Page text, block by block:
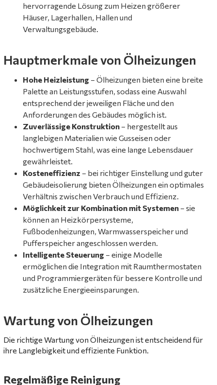
hervorragende Lösung zum Heizen größerer
Häuser, Lagerhallen, Hallen und
Verwaltungsgebäude.
Hauptmerkmale von Ölheizungen
Hohe Heizleistung – Ölheizungen bieten eine breite
Palette an Leistungsstufen, sodass eine Auswahl
entsprechend der jeweiligen Fläche und den
Anforderungen des Gebäudes möglich ist.
Zuverlässige Konstruktion – hergestellt aus
langlebigen Materialien wie Gusseisen oder
hochwertigem Stahl, was eine lange Lebensdauer
gewährleistet.
Kosteneffizienz – bei richtiger Einstellung und guter
Gebäudeisolierung bieten Ölheizungen ein optimales
Verhältnis zwischen Verbrauch und Effizienz.
Möglichkeit zur Kombination mit Systemen – sie
können an Heizkörpersysteme,
Fußbodenheizungen, Warmwasserspeicher und
Pufferspeicher angeschlossen werden.
Intelligente Steuerung – einige Modelle
ermöglichen die Integration mit Raumthermostaten
und Programmiergeräten für bessere Kontrolle und
zusätzliche Energieeinsparungen.
Wartung von Ölheizungen
Die richtige Wartung von Ölheizungen ist entscheidend für
ihre Langlebigkeit und effiziente Funktion.
Regelmäßige Reinigung